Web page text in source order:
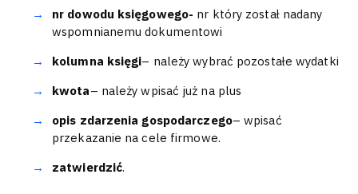
nr dowodu księgowego- nr który został nadany
wspomnianemu dokumentowi
kolumna księgi– należy wybrać pozostałe wydatki
kwota– należy wpisać już na plus
opis zdarzenia gospodarczego– wpisać
przekazanie na cele firmowe.
zatwierdzić.